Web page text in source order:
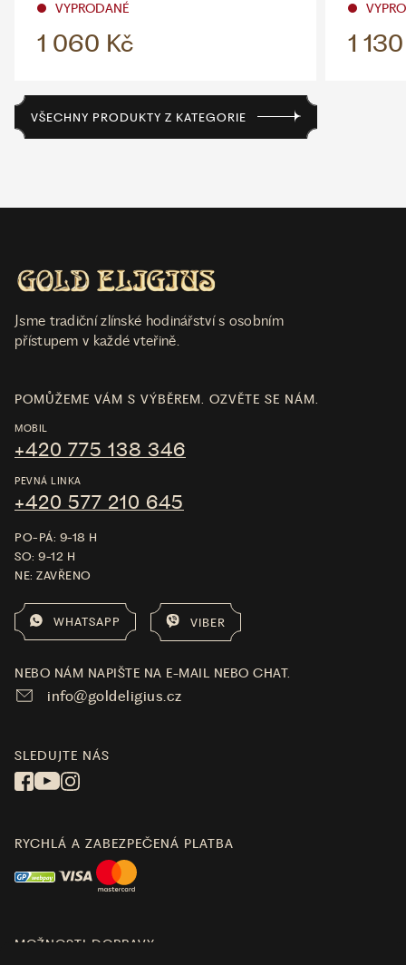
VYPRODANÉ
1 060 Kč 1
VŠECHNY PRODUKTY Z KATEGORIE
Jsme tradiční zlínské hodinářství s osobním
přístupem v každé vteřině.
POMŮŽEME VÁM S VÝBĚREM. OZVĚTE SE NÁM.
MOBIL
+420 775 138 346
PEVNÁ LINKA
+420 577 210 645
PO-PÁ: 9-18 H
SO: 9-12 H
NE: ZAVŘENO
WHATSAPP VIBER
NEBO NÁM NAPIŠTE NA E-MAIL NEBO CHAT.
info@goldeligius.cz
SLEDUJTE NÁS
RYCHLÁ A ZABEZPEČENÁ PLATBA
MOŽNOSTI DOPRAVY